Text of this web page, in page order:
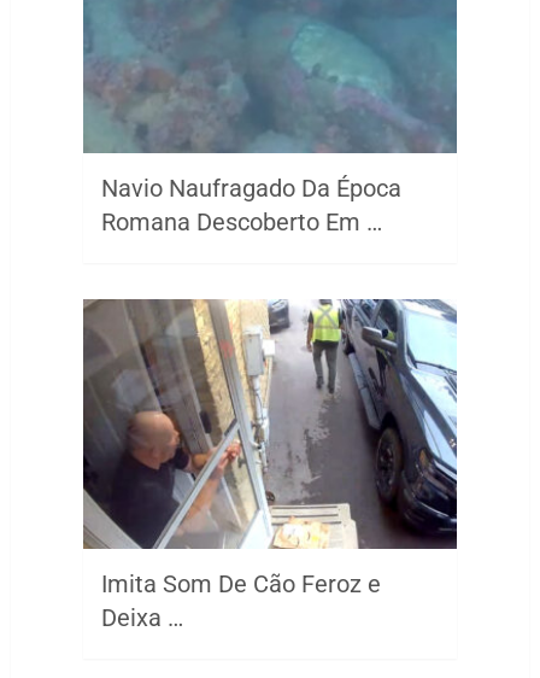
Navio Naufragado Da Época
Romana Descoberto Em …
Imita Som De Cão Feroz e
Deixa …